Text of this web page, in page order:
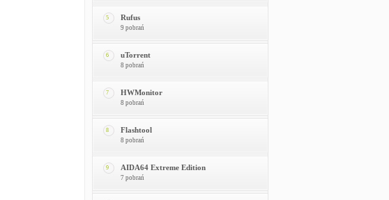
5 Rufus
9 pobrań
6 uTorrent
8 pobrań
7 HWMonitor
8 pobrań
8 Flashtool
8 pobrań
9 AIDA64 Extreme Edition
7 pobrań